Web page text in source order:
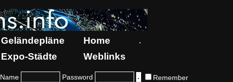
Geländepläne Home .
Expo-Städte Weblinks
Name Password
Remember